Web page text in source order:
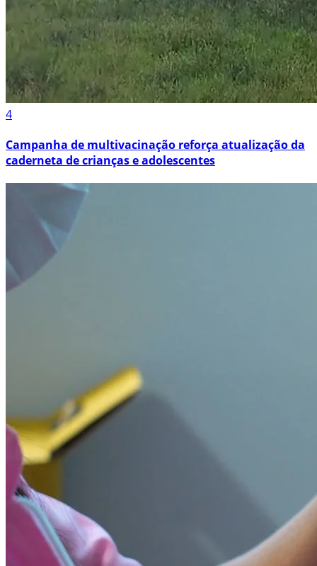
4
Campanha de multivacinação reforça atualização da
caderneta de crianças e adolescentes